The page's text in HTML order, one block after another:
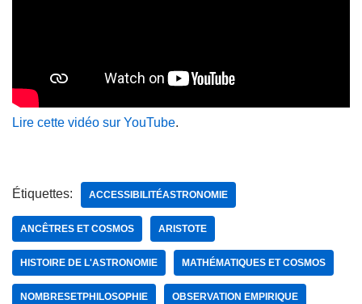
Lire cette vidéo sur YouTube.
Étiquettes: ACCESSIBILITÉASTRONOMIE
ANCÊTRES ET COSMOS ARISTOTE
HISTOIRE DE L'ASTRONOMIE MATHÉMATIQUES ET COSMOS
NOMBRESETPHILOSOPHIE OBSERVATION EMPIRIQUE